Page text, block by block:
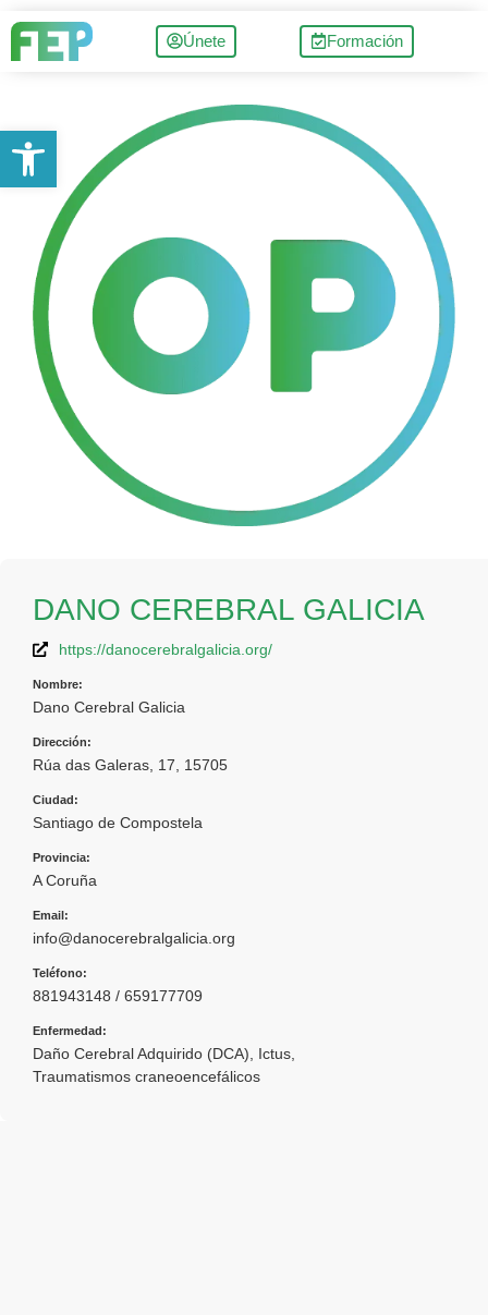
Únete Formación
DANO CEREBRAL GALICIA
https://danocerebralgalicia.org/
Nombre:
Dano Cerebral Galicia
Dirección:
Rúa das Galeras, 17, 15705
Ciudad:
Santiago de Compostela
Provincia:
A Coruña
Email:
info@danocerebralgalicia.org
Teléfono:
881943148 / 659177709
Enfermedad:
Daño Cerebral Adquirido (DCA) Ictus
Traumatismos craneoencefálicos
Abrir barra de herramientas